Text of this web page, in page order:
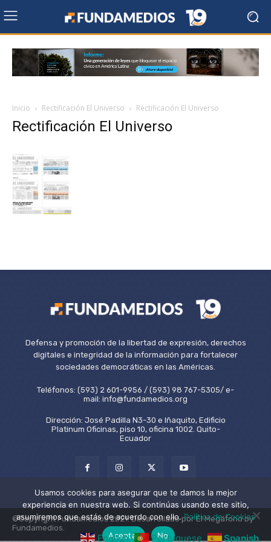
Inicio Rectificación El Universo Rectificación El Universo
Rectificación El Universo
Defensa y promoción de la libertad de expresión, derechos
digitales e integridad de la información para fortalecer
sociedades democráticas en las Américas.
Teléfonos: (593) 2 601-9956 / (593) 98 767-5305/ e-
mail: info@fundamedios.org
Dirección: José Padilla N3-30 e Iñaquito, Edificio
Platinum Oficinas, piso 10, oficina 1002. Quito-
Ecuador
©Copyright Fundamedios 2021. Desarrollado por El Megáfono by
Fundamedios.
English Portuguese Spanish
Usamos cookies para asegurar que te damos la mejor
experiencia en nuestra web. Si continúas usando este sitio,
asumiremos que estás de acuerdo con ello.Política de Cookies
Aceptar
No